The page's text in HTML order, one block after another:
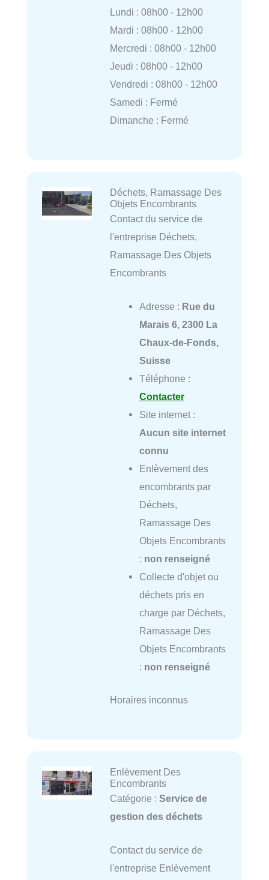
Lundi : 08h00 - 12h00
Mardi : 08h00 - 12h00
Mercredi : 08h00 - 12h00
Jeudi : 08h00 - 12h00
Vendredi : 08h00 - 12h00
Samedi : Fermé
Dimanche : Fermé
Déchets, Ramassage Des
Objets Encombrants
Contact du service de
l'entreprise Déchets,
Ramassage Des Objets
Encombrants
Adresse : Rue du
Marais 6, 2300 La
Chaux-de-Fonds,
Suisse
Téléphone :
Contacter
Site internet :
Aucun site internet
connu
Enlèvement des
encombrants par
Déchets,
Ramassage Des
Objets Encombrants
: non renseigné
Collecte d'objet ou
déchets pris en
charge par Déchets,
Ramassage Des
Objets Encombrants
: non renseigné
Horaires inconnus
Enlèvement Des
Encombrants
Catégorie : Service de
gestion des déchets
Contact du service de
l'entreprise Enlèvement